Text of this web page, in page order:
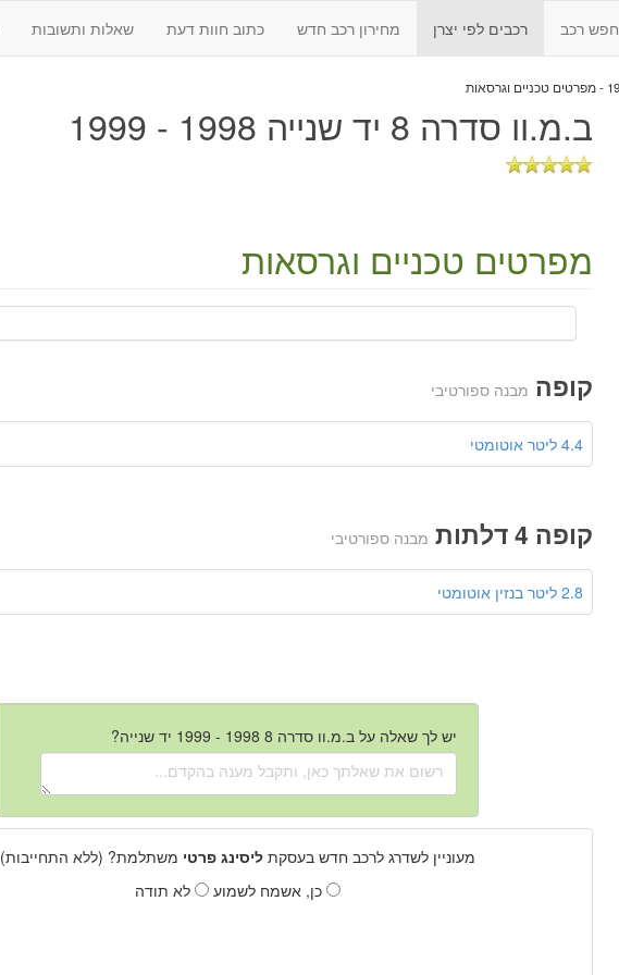
חפש רכב רכבים לפי יצרן מחירון רכב חדש כתוב חוות דעת שאלות ותשובות
ב.מ.וו סדרה 8 יד שנייה 1998 - 1999
מפרטים טכניים וגרסאות
קופה מבנה ספורטיבי
4.4 ליטר אוטומטי
קופה 4 דלתות מבנה ספורטיבי
2.8 ליטר בנזיןאוטומטי
יש לך שאלה על ב.מ.וו סדרה 8 1998 - 1999 יד שנייה?
מעוניין לשדרג לרכב חדש בעסקתליסינג פרטי משתלמת? (ללא התחייבות)
כן, אשמח לשמוע
לא תודה